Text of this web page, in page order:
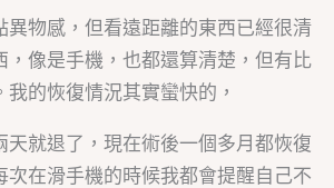
異物感，但看遠距離的東西已經很清
，像是手機，也都還算清楚，但有比
的恢復情況其實蠻快的，
天就退了，現在術後一個多月都恢復
次在滑手機的時候我都會提醒自己不